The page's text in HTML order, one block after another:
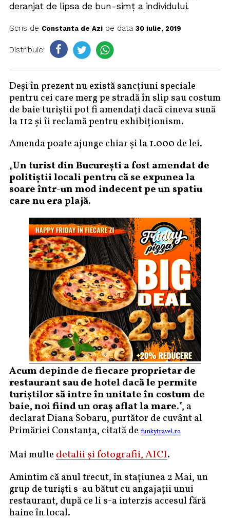
deranjat de lipsa de bun-simț a individului.
Scris de Constanta de Azipe data 30 iulie, 2019
Distribuie:
Deși în prezent nu există sancțiuni speciale
pentru cei care merg pe stradă în slip sau costum
de baie turiștii pot fi amendați dacă cineva sună
la 112 și îi reclamă pentru exhibiționism.
Amenda poate ajunge chiar și la 1.000 de lei.
„Un turist din București a fost amendat de
politiștii locali pentru că se expunea la
soare într-un mod indecent pe un spatiu
care nu era plajă.
Acum depinde de fiecare proprietar de
restaurant sau de hotel dacă le permite
turiștilor să intre în unitate în costum de
baie, noi fiind un oraș aflat la mare.”, a
declarat Diana Sobaru, purtător de cuvânt al
Primăriei Constanța, citată defunkytravel.ro
Mai multe detalii și fotografii, AICI.
Amintim că anul trecut, în stațiunea 2 Mai, un
grup de turiști s-au bătut cu angajații unui
restaurant, după ce li s-a interzis accesul fără
haine în local.